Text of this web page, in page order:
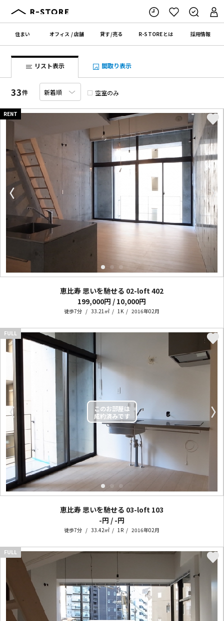
住まい オフィス /店舗 貸す/売る R-STOREとは 採用情報
リスト表示 間取り表示
33件 空室のみ
〈 〉
RENT
恵比寿 思いを馳せる 02-loft 402
199,000円 / 10,000円
徒歩7分 33.21㎡ 1K 2016年02月
〈 〉
FULL
恵比寿 思いを馳せる 03-loft 103
-円 / -円
徒歩7分 33.42㎡ 1R 2016年02月
FULL